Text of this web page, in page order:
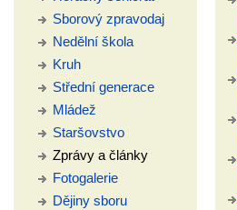
Sborový zpravodaj
Nedělní škola
Kruh
Střední generace
Mládež
Staršovstvo
Zprávy a články
Fotogalerie
Dějiny sboru